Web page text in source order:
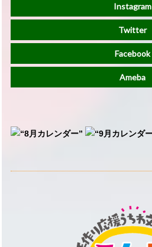
Instagram
Twitter
Facebook
Ameba